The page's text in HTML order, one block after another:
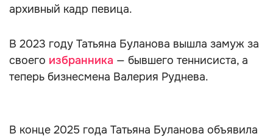
архивный кадр певица.
В 2023 году Татьяна Буланова вышла замуж за
своего избранника — бывшего теннисиста, а
теперь бизнесмена Валерия Руднева.
В конце 2025 года Татьяна Буланова объявила